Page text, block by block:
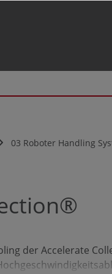
03 Roboter Handling
der Accelerate